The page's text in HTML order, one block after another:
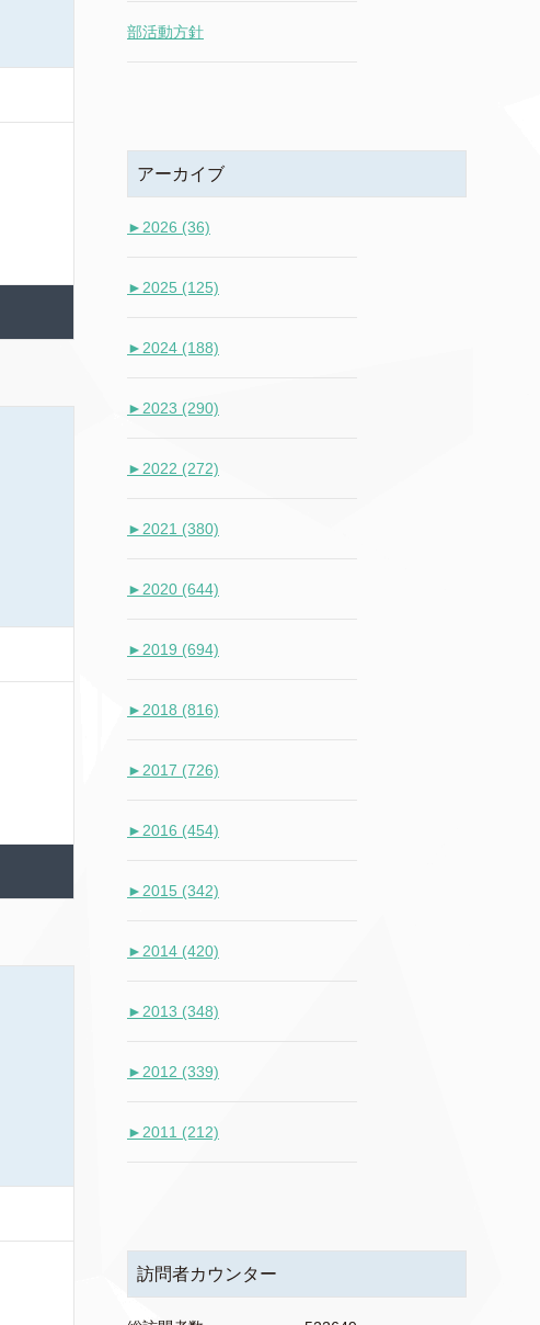
部活動方針
アーカイブ
► 2026 (36)
► 2025 (125)
► 2024 (188)
► 2023 (290)
► 2022 (272)
► 2021 (380)
► 2020 (644)
► 2019 (694)
► 2018 (816)
► 2017 (726)
► 2016 (454)
► 2015 (342)
► 2014 (420)
► 2013 (348)
► 2012 (339)
► 2011 (212)
訪問者カウンター